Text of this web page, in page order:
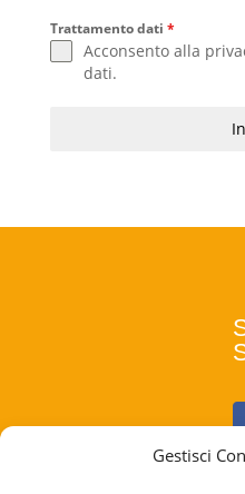
Gestisci
Trattamento dati *
Acconsento alla
dati.